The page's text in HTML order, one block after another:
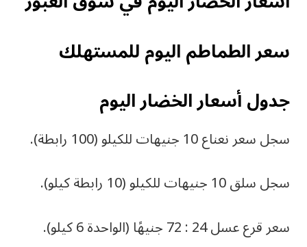
سعر الطماطم اليوم للمستهلك
جدول أسعار الخضار اليوم
سجل سعر نعناع 10 جنيهات للكيلو (100 رابطة).
سجل سلق 10 جنيهات للكيلو (10 رابطة كيلو).
سعر قرع عسل 24 : 72 جنيهًا (الواحدة 6 كيلو).